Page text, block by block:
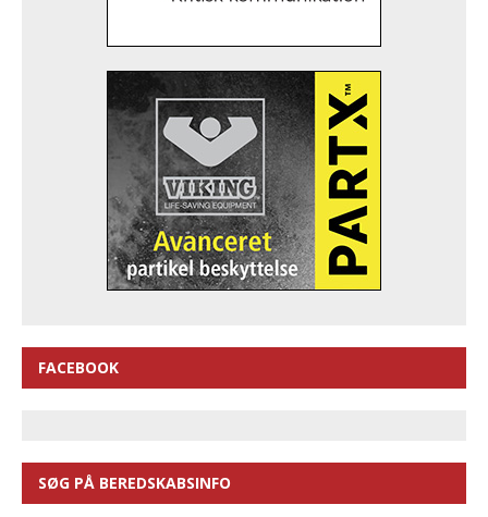
FACEBOOK
SØG PÅ BEREDSKABSINFO